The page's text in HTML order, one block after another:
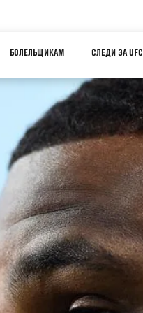
БОЛЕЛЬЩИКАМ СЛЕДИ ЗА UFC